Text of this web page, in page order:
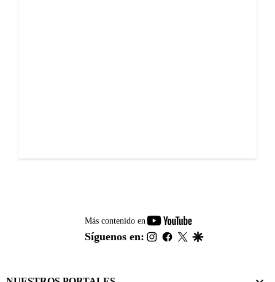
Más contenido en
youtube-
footer
Síguenos en: instagram
facebook
twitter